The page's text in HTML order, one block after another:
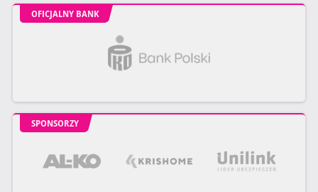
OFICJALNY BANK
SPONSORZY